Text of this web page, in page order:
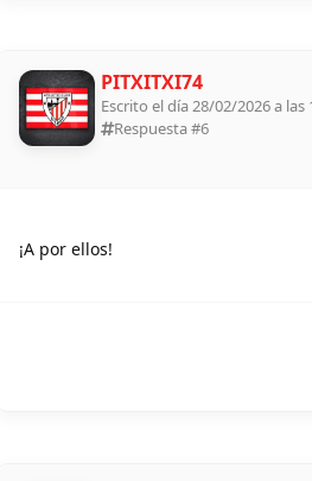
PITXITXI74
Escrito el día 28/02/2026 a las
Respuesta #6
¡A por ellos!